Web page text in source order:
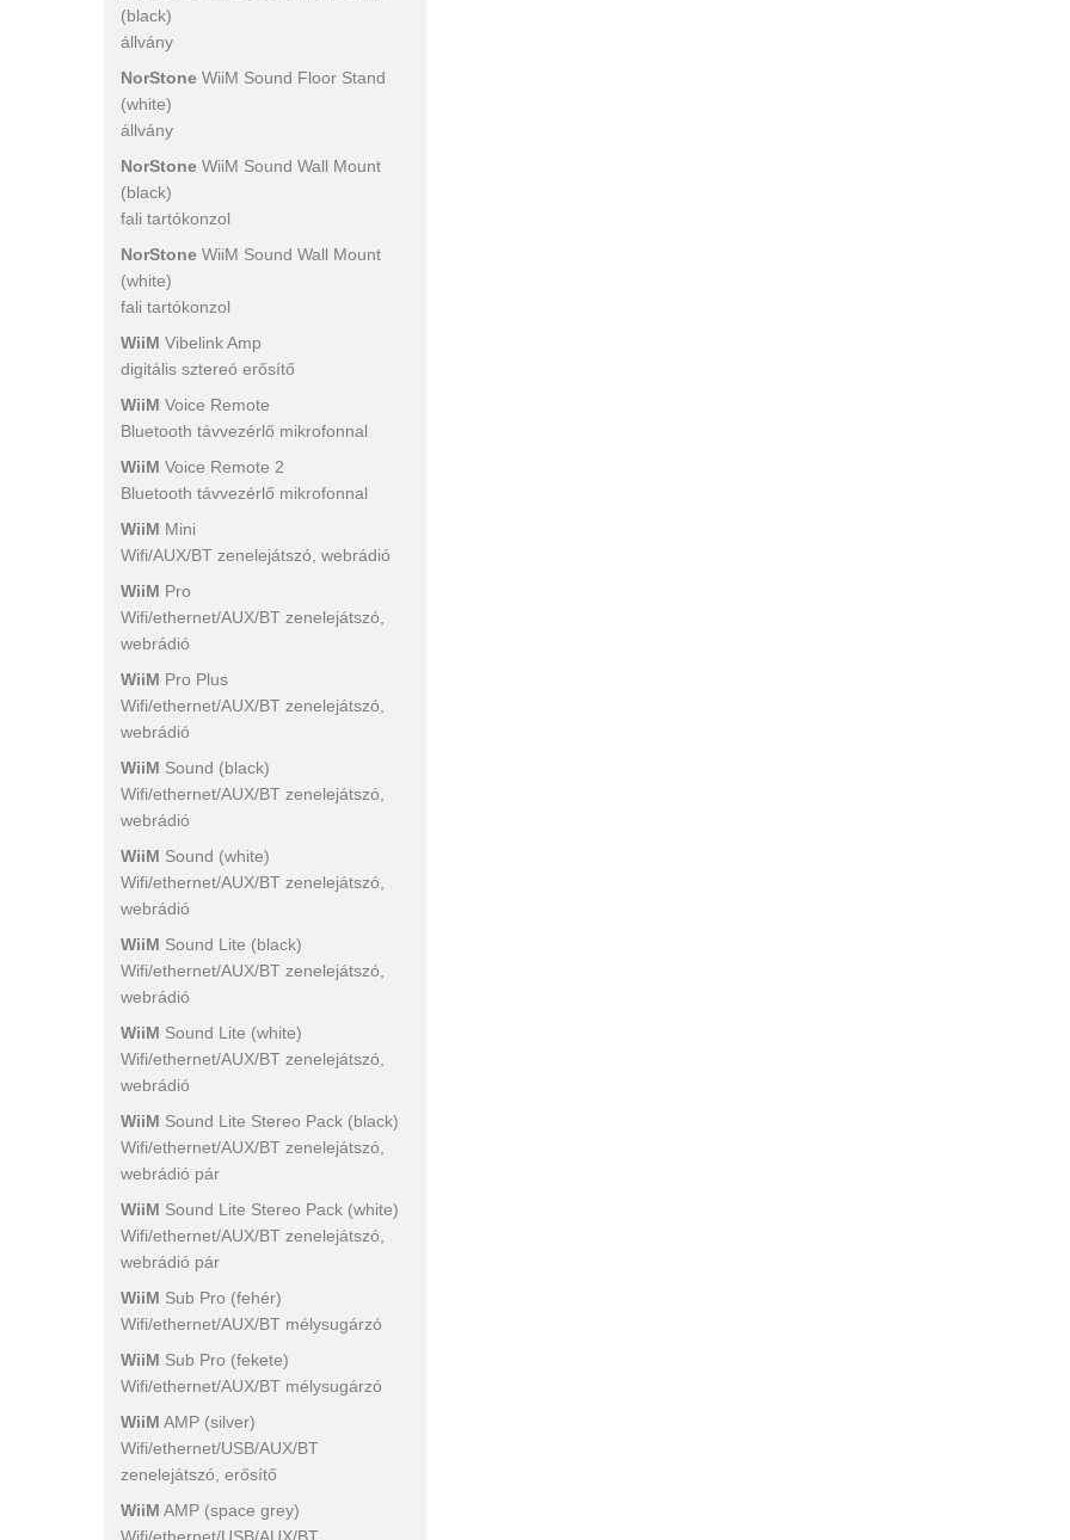
(black)
állvány
NorStone WiiM Sound Floor Stand
(white)
állvány
NorStone WiiM Sound Wall Mount
(black)
fali tartókonzol
NorStone WiiM Sound Wall Mount
(white)
fali tartókonzol
WiiM Vibelink Amp
digitális sztereó erősítő
WiiM Voice Remote
Bluetooth távvezérlő mikrofonnal
WiiM Voice Remote 2
Bluetooth távvezérlő mikrofonnal
WiiM Mini
Wifi/AUX/BT zenelejátszó, webrádió
WiiM Pro
Wifi/ethernet/AUX/BT zenelejátszó,
webrádió
WiiM Pro Plus
Wifi/ethernet/AUX/BT zenelejátszó,
webrádió
WiiM Sound (black)
Wifi/ethernet/AUX/BT zenelejátszó,
webrádió
WiiM Sound (white)
Wifi/ethernet/AUX/BT zenelejátszó,
webrádió
WiiM Sound Lite (black)
Wifi/ethernet/AUX/BT zenelejátszó,
webrádió
WiiM Sound Lite (white)
Wifi/ethernet/AUX/BT zenelejátszó,
webrádió
WiiM Sound Lite Stereo Pack (black)
Wifi/ethernet/AUX/BT zenelejátszó,
webrádió pár
WiiM Sound Lite Stereo Pack (white)
Wifi/ethernet/AUX/BT zenelejátszó,
webrádió pár
WiiM Sub Pro (fehér)
Wifi/ethernet/AUX/BT mélysugárzó
WiiM Sub Pro (fekete)
Wifi/ethernet/AUX/BT mélysugárzó
WiiM AMP (silver)
Wifi/ethernet/USB/AUX/BT
zenelejátszó, erősítő
WiiM AMP (space grey)